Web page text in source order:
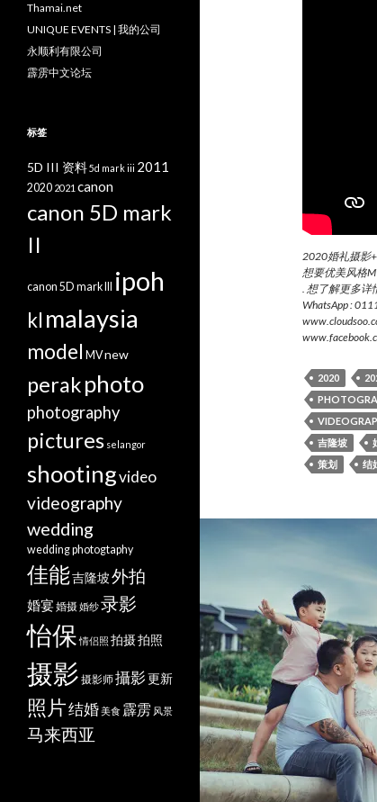
2020婚礼摄影
想要优美风格
. 想了解更多详
WhatsApp :
2020
吉隆坡
策划
结
Thamai.net
UNIQUE EVENTS | 我的公司
永顺利有限公司
霹雳中文论坛
标签
5D III 资料5d mark iii 2011
2020 2021 canon
canon 5D mark
II
canon 5D mark III ipoh
kl malaysia
model MVnew
perakphoto
photography
pictures selangor
shootingvideo
videography
wedding
wedding photogtaphy
佳能吉隆坡外拍
婚宴婚摄婚纱录影
怡保 情侣照 拍摄拍照
摄影 摄影师攝影更新
照片结婚美食 霹雳 风景
马来西亚